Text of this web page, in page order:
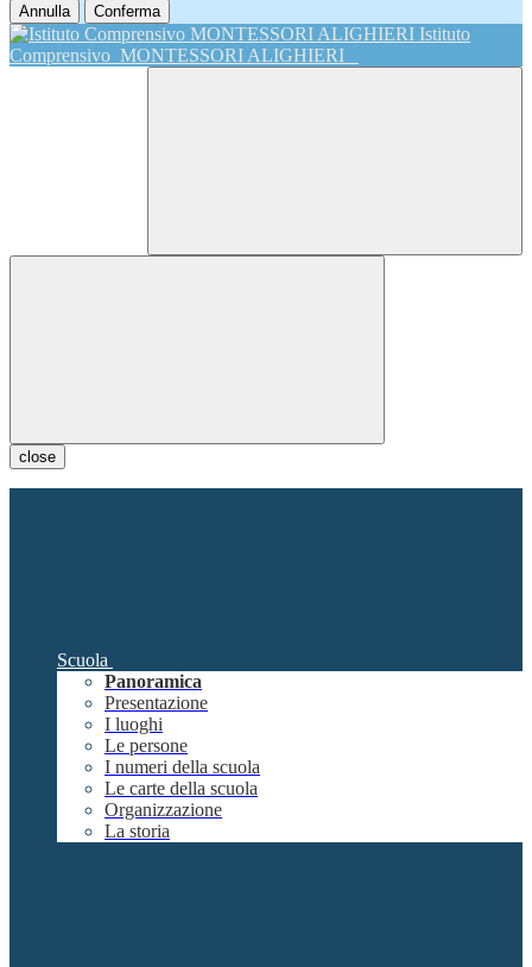
Annulla Conferma
Istituto
Comprensivo MONTESSORI ALIGHIERI
close
Scuola
Panoramica
Presentazione
I luoghi
Le persone
I numeri della scuola
Le carte della scuola
Organizzazione
La storia